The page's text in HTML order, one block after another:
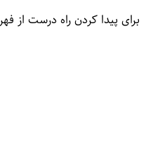
برای پیدا کردن راه درست از